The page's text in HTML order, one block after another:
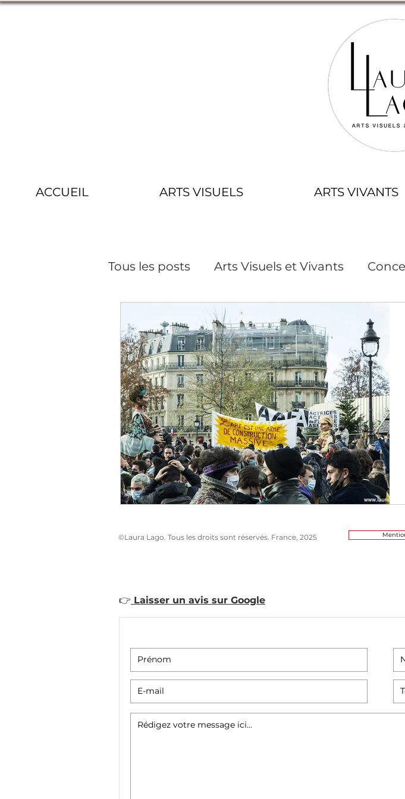
ACCUEIL ARTS VISUELS ARTS VIVANTS
Tous les posts Arts Visuels et Vivants
Pilates, cours Privés et collectifs
Performance Création Photographe
Soins du visage Danse Action pour les
Cineaste-Vidéaste Cours en ligne
Artiste peintre Paris Artiste auteure
©Laura Lago. Tous les droits sont réservés. France, 2025
👉 Laisser un avis sur Google